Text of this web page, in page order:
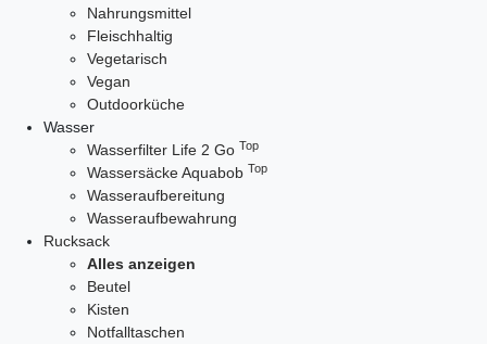
Nahrungsmittel
Fleischhaltig
Vegetarisch
Vegan
Outdoorküche
Wasser
Wasserfilter Life 2 Go Top
Wassersäcke Aquabob Top
Wasseraufbereitung
Wasseraufbewahrung
Rucksack
Alles anzeigen
Beutel
Kisten
Notfalltaschen